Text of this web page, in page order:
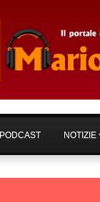
PODCAST NOTIZIE